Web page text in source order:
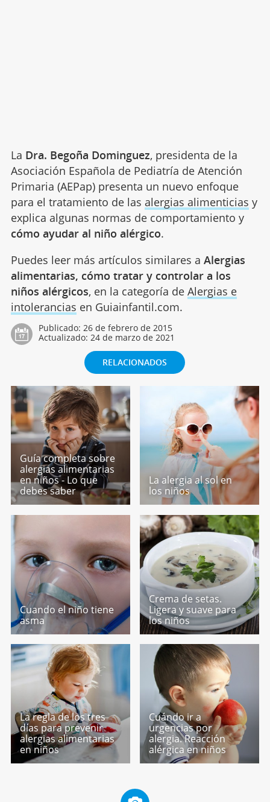
La Dra. Begoña Dominguez, presidenta de la
Asociación Española de Pediatría de Atención
Primaria (AEPap) presenta un nuevo enfoque
para el tratamiento de las alergias alimenticias y
explica algunas normas de comportamiento y
cómo ayudar al niño alérgico.
Puedes leer más artículos similares a Alergias
alimentarias, cómo tratar y controlar a los
niños alérgicos, en la categoría de Alergias e
intolerancias en Guiainfantil.com.
Publicado: 26 de febrero de 2015
Actualizado: 24 de marzo de 2021
RELACIONADOS
Guía completa sobre
alergias alimentarias
en niños - Lo que
debes saber
La alergia al sol en
los niños
Cuando el niño tiene
asma
Crema de setas.
Ligera y suave para
los niños
La regla de los tres
días para prevenir
alergias alimentarias
en niños
Cuándo ir a
urgencias por
alergia. Reacción
alérgica en niños